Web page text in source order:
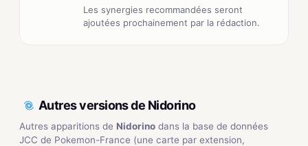
Les synergies recommandées seront
ajoutées prochainement par la rédaction.
Autres versions de Nidorino
Autres apparitions de Nidorino dans la base de données
JCC de Pokemon-France (une carte par extension,